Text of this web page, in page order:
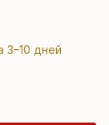
3–10 дней